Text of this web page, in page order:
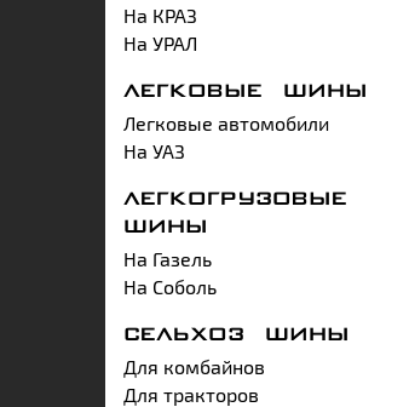
На КРАЗ
На УРАЛ
ЛЕГКОВЫЕ ШИНЫ
Легковые автомобили
На УАЗ
ЛЕГКОГРУЗОВЫЕ
ШИНЫ
На Газель
На Соболь
СЕЛЬХОЗ ШИНЫ
Для комбайнов
Для тракторов